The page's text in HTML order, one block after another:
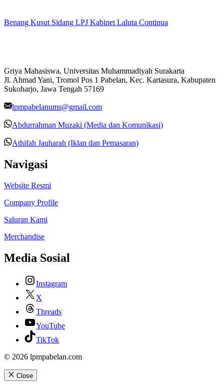
Benang Kusut Sidang LPJ Kabinet Laluta Continua
Griya Mahasiswa, Universitas Muhammadiyah Surakarta
Jl. Ahmad Yani, Tromol Pos 1 Pabelan, Kec. Kartasura, Kabupaten
Sukoharjo, Jawa Tengah 57169
lpmpabelanums@gmail.com
Abdurrahman Muzaki (Media dan Komunikasi)
Athifah Jauharah (Iklan dan Pemasaran)
Navigasi
Website Resmi
Company Profile
Saluran Kami
Merchandise
Media Sosial
Instagram
X
Threads
YouTube
TikTok
© 2026 lpmpabelan.com
Close